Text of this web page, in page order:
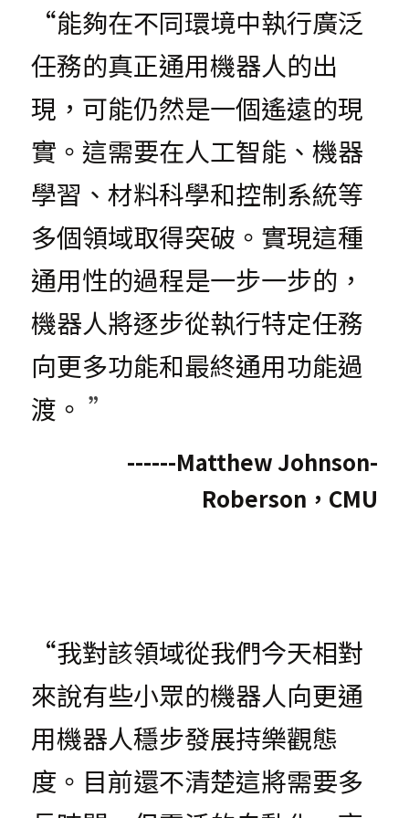
“能夠在不同環境中執行廣泛
任務的真正通用機器人的出
現，可能仍然是一個遙遠的現
實。這需要在人工智能、機器
學習、材料科學和控制系統等
多個領域取得突破。實現這種
通用性的過程是一步一步的，
機器人將逐步從執行特定任務
向更多功能和最終通用功能過
渡。 ”
------Matthew Johnson-
Roberson，CMU
“我對該領域從我們今天相對
來說有些小眾的機器人向更通
用機器人穩步發展持樂觀態
度。目前還不清楚這將需要多